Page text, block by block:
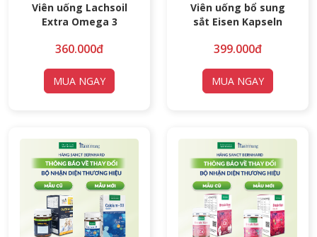
Viên uống Lachsoil
Extra Omega 3
360.000đ
MUA NGAY
Viên uống bổ sung
sắt Eisen Kapseln
399.000đ
MUA NGAY